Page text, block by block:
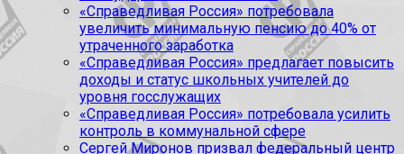
«Справедливая Россия» потребовала
увеличить минимальную пенсию до 40% от
утраченного заработка
«Справедливая Россия» предлагает повысить
доходы и статус школьных учителей до
уровня госслужащих
«Справедливая Россия» потребовала усилить
контроль в коммунальной сфере
Сергей Миронов призвал федеральный центр